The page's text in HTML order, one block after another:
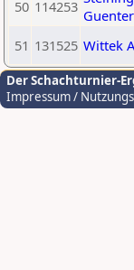
50 114253
51 131525 Wittek
Der Schachturnier-
Impressum /